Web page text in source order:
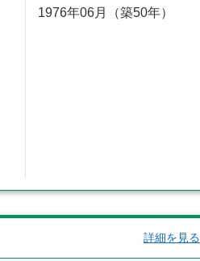
1976年06月（築50年）
詳細を見る